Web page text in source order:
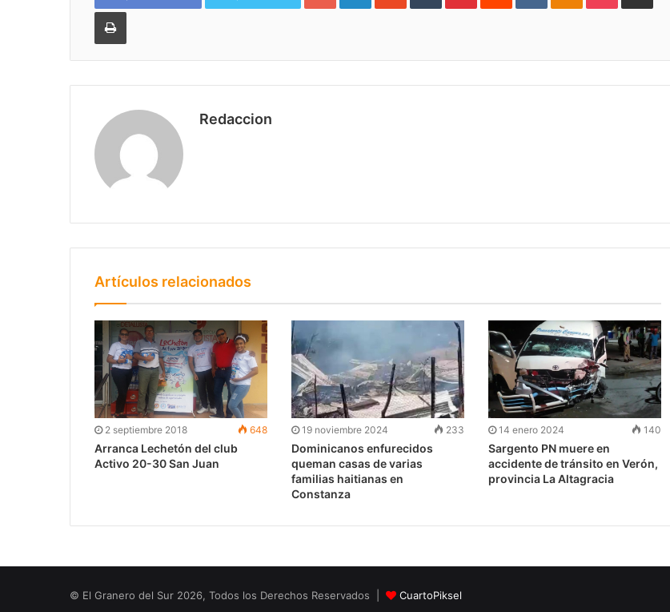
Imprimir
Redaccion
Artículos relacionados
2 septiembre 2018 648
Arranca Lechetón del club
Activo 20-30 San Juan
19 noviembre 2024 233
Dominicanos enfurecidos
queman casas de varias
familias haitianas en
Constanza
14 enero 2024 140
Sargento PN muere en
accidente de tránsito en Verón,
provincia La Altagracia
© El Granero del Sur 2026, Todos los Derechos Reservados | CuartoPiksel